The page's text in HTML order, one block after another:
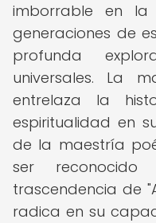
imborrable en la
generaciones de
profunda
universales. La
entrelaza la
espiritualidad en
de la maestría
ser
trascendencia de
radica en su